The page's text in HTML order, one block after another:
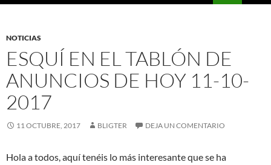
NOTICIAS
ESQUÍ EN EL TABLÓN DE
ANUNCIOS DE HOY 11-10-
2017
11 OCTUBRE, 2017 BLIGTER DEJA UN COMENTARIO
Hola a todos, aquí tenéis lo más interesante que se ha